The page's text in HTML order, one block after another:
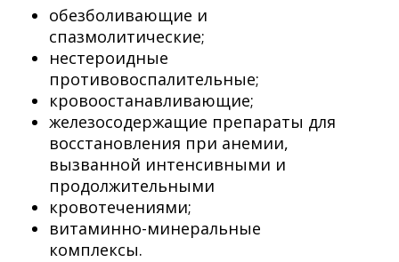
обезболивающие и
спазмолитические;
нестероидные
противовоспалительные;
кровоостанавливающие;
железосодержащие препараты для
восстановления при анемии,
вызванной интенсивными и
продолжительными
кровотечениями;
витаминно-минеральные
комплексы.